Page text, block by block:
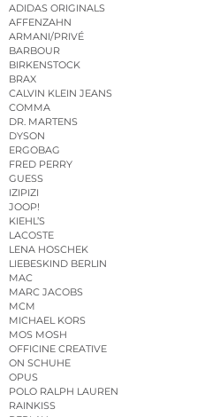
ADIDAS ORIGINALS
AFFENZAHN
ARMANI/PRIVÉ
BARBOUR
BIRKENSTOCK
BRAX
CALVIN KLEIN JEANS
COMMA
DR. MARTENS
DYSON
ERGOBAG
FRED PERRY
GUESS
IZIPIZI
JOOP!
KIEHL’S
LACOSTE
LENA HOSCHEK
LIEBESKIND BERLIN
MAC
MARC JACOBS
MCM
MICHAEL KORS
MOS MOSH
OFFICINE CREATIVE
ON SCHUHE
OPUS
POLO RALPH LAUREN
RAINKISS